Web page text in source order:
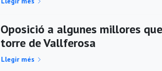
Oposició a algunes millores
torre de Vallferosa
Llegir més